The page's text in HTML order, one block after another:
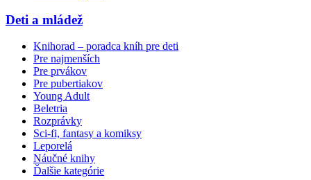
Deti a mládež
Knihorad – poradca kníh pre deti
Pre najmenších
Pre prvákov
Pre pubertiakov
Young Adult
Beletria
Rozprávky
Sci-fi, fantasy a komiksy
Leporelá
Náučné knihy
Ďalšie kategórie